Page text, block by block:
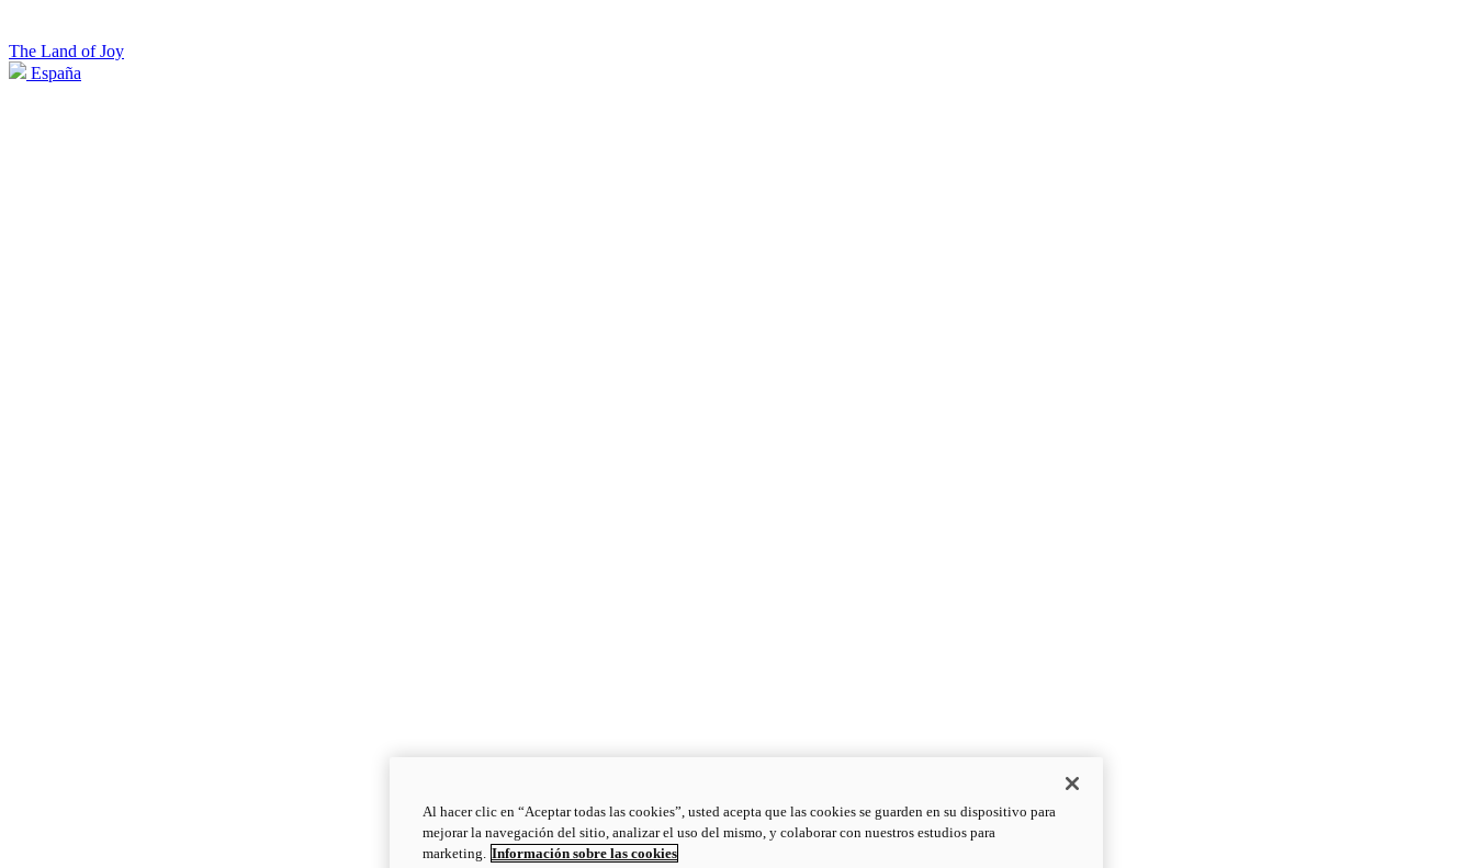
The Land of Joy
España
Al hacer clic en “Aceptar todas las cookies”, usted acepta que las cookies se guarden en su dispositivo para
mejorar la navegación del sitio, analizar el uso del mismo, y colaborar con nuestros estudios para
marketing. Información sobre las cookies